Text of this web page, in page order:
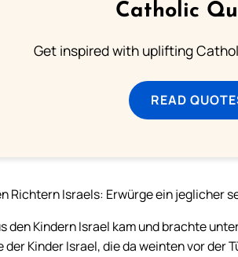
Catholic
Get inspired with uplifting
READ
Richtern Israels: Erwürge ein jeglicher
den Kindern Israel kam und brachte
der Kinder Israel, die da weinten vor der